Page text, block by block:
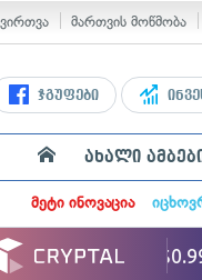
მართვის მოწმობა
ჯგუფები
ახალი
მეტი ინოვაცია